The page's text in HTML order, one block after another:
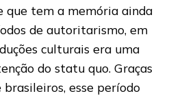
que tem a memória ainda
de autoritarismo, em
culturais era uma
do statu quo. Graças
esse período